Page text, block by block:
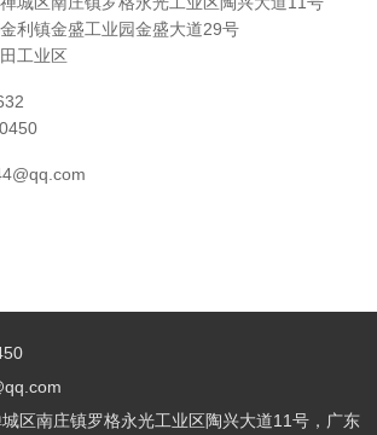
利镇金盛工业园金盛大道29号
工业区
区南庄镇罗格永光工业区陶兴大道11号，广东